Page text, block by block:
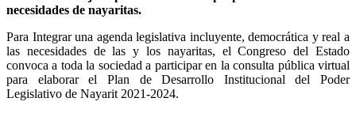
necesidades de nayaritas.
Para Integrar una agenda legislativa incluyente, democrática y real a
las necesidades de las y los nayaritas, el Congreso del Estado
convoca a toda la sociedad a participar en la consulta pública virtual
para elaborar el Plan de Desarrollo Institucional del Poder
Legislativo de Nayarit 2021-2024.